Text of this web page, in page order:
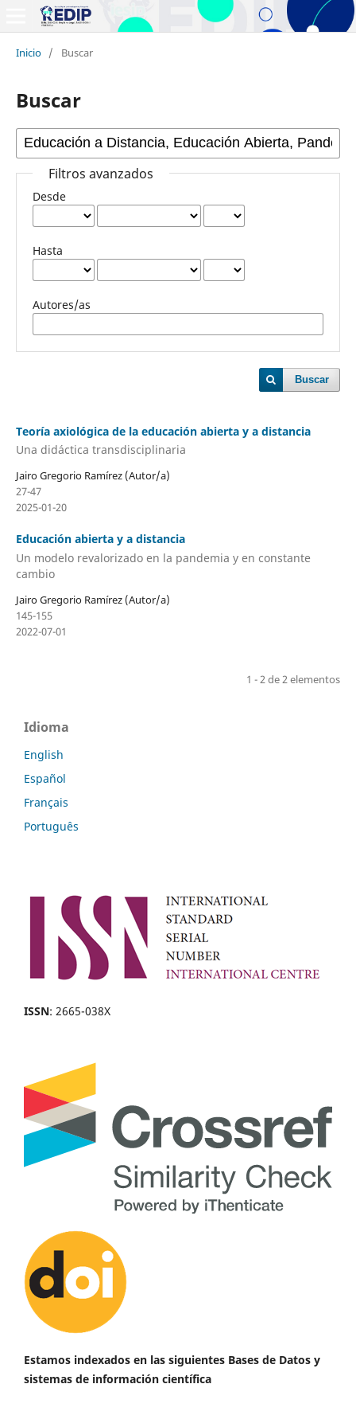
Inicio / Buscar
Buscar
Filtros avanzados
Desde
Hasta
Autores/as
Buscar
Teoría axiológica de la educación abierta y a distancia
Una didáctica transdisciplinaria
Jairo Gregorio Ramírez (Autor/a)
27-47
2025-01-20
Educación abierta y a distancia
Un modelo revalorizado en la pandemia y en constante
cambio
Jairo Gregorio Ramírez (Autor/a)
145-155
2022-07-01
1 - 2 de 2 elementos
Idioma
English
Español
Français
Português
ISSN: 2665-038X
Estamos indexados en las siguientes Bases de Datos y
sistemas de información científica